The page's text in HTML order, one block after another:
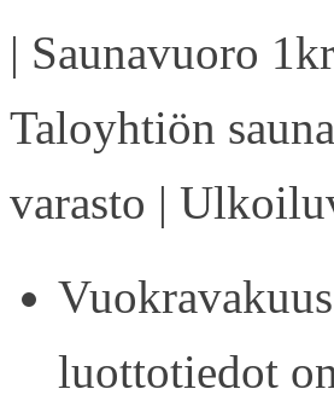
| Saunavuoro
Taloyhtiön
varasto |
luottotiedot